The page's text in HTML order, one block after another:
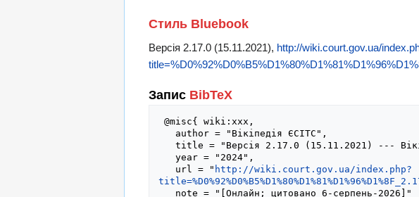
Стиль Bluebook
Версія 2.17.0 (15.11.2021), http://wiki.court.gov.ua/
Запис BibTeX
@misc{ wiki:xxx,
   title = "Версія 2.17.0 (15.11.2021) --- Вікіпедія ЄСІТС{,} ",
   year = "2024",
   url = "
http://wiki.court.gov.ua/index.php?